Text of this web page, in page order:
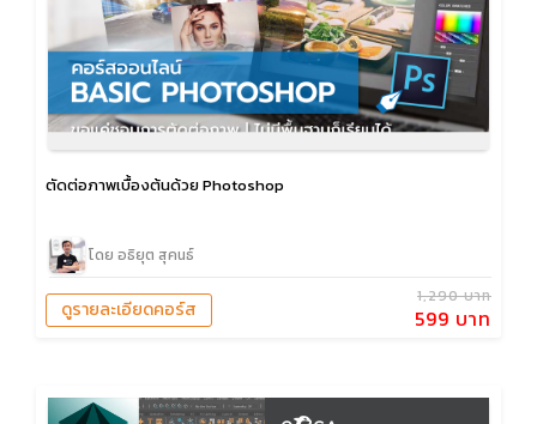
ตัดต่อภาพเบื้องต้นด้วย Photoshop
โดย อธิยุต สุคนธ์
1,290 บาท
599 บาท
ดูรายละเอียดคอร์ส